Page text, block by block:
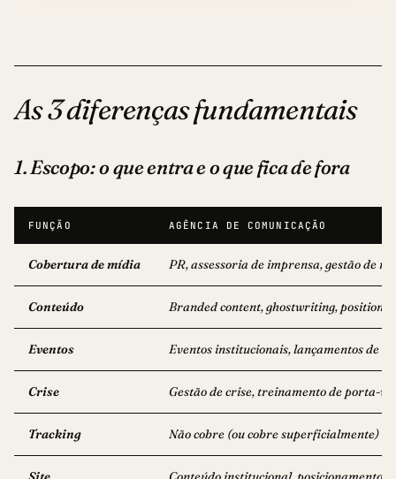
As 3 diferenças fundamentais
1. Escopo: o que entra e o que fica de fora
FUNÇÃO AGÊNCIA DE COMUNICAÇÃO
Cobertura de mídia PR, assessoria de imprensa, gestão de
Conteúdo Branded content, ghostwriting, position
Eventos Eventos institucionais, lançamentos de
Crise Gestão de crise, treinamento de porta-
Tracking Não cobre (ou cobre superficialmente)